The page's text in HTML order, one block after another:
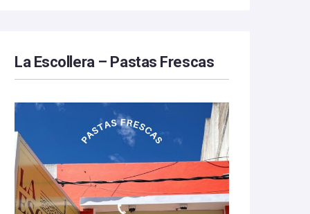
La Escollera – Pastas Frescas